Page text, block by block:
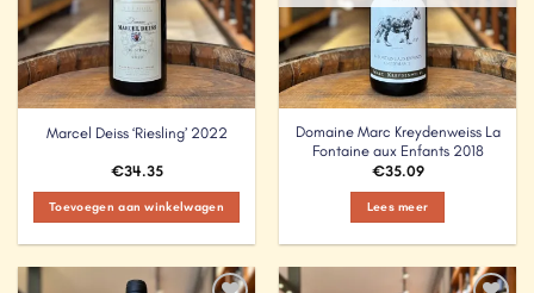
Marcel Deiss ‘Riesling’ 2022
€34.35
Toevoegen aan winkelwagen
Domaine Marc Kreydenweiss La
Fontaine aux Enfants 2018
€35.09
Lees meer